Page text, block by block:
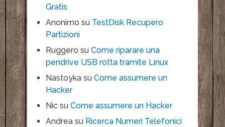
Gratis
Anonimo su TestDisk Recupero
Partizioni
Ruggero su Come riparare una
pendrive USB rotta tramite Linux
Nastoykasu Come assumere un
Hacker
Nicsu Come assumere un Hacker
Andreasu Ricerca Numeri Telefonici